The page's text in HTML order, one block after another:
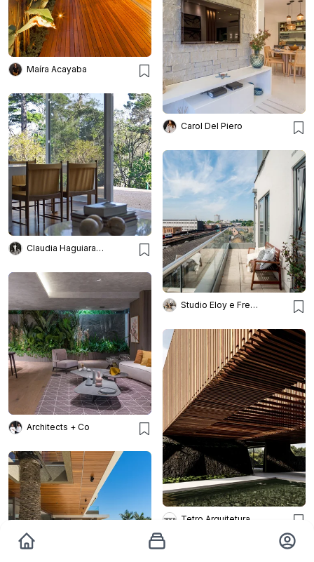
Maíra Acayaba
Carol Del Piero
Claudia Haguiara Arquitetura
Studio Eloy e Freitas Arquitetura
Architects + Co
Tetro Arquitetura